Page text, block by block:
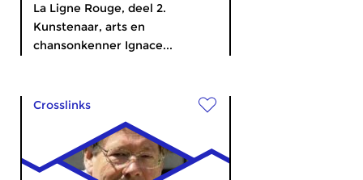
La Ligne Rouge, deel 2.
Kunstenaar, arts en
chansonkenner Ignace...
Crosslinks